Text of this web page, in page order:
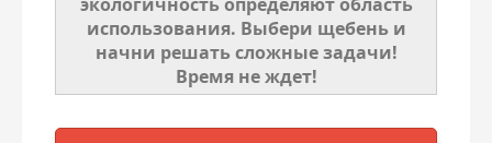
использования. Выбери щебень и
начни решать сложные задачи!
Время не ждет!